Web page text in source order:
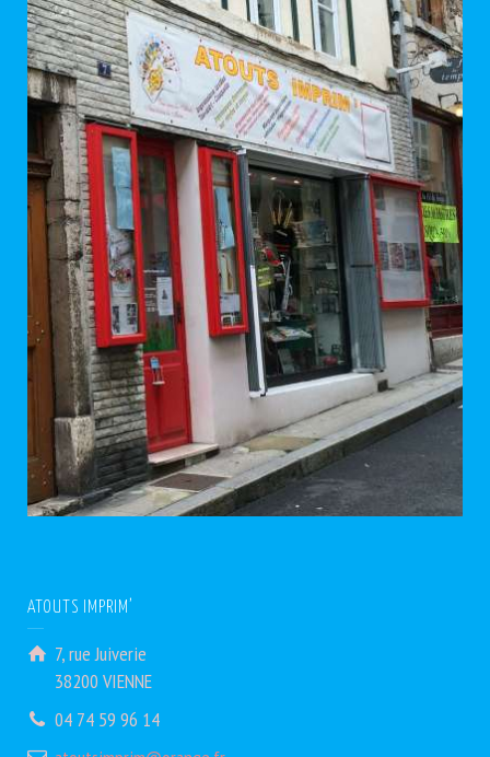
ATOUTS IMPRIM’
7, rue Juiverie
38200 VIENNE
04 74 59 96 14